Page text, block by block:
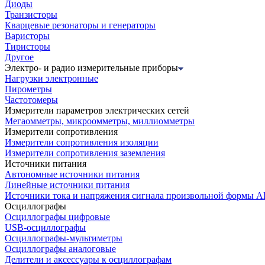
Диоды
Транзисторы
Кварцевые резонаторы и генераторы
Варисторы
Тиристоры
Другое
Электро- и радио измерительные приборы
Нагрузки электронные
Пирометры
Частотомеры
Измерители параметров электрических сетей
Мегаомметры, микроомметры, миллиомметры
Измерители сопротивления
Измерители сопротивления изоляции
Измерители сопротивления заземления
Источники питания
Автономные источники питания
Линейные источники питания
Источники тока и напряжения сигнала произвольной формы
Осциллографы
Осциллографы цифровые
USB-осциллографы
Осциллографы-мультиметры
Осциллографы аналоговые
Делители и аксессуары к осциллографам